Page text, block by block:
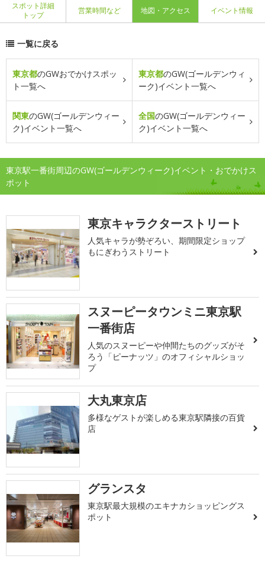
スポット詳細
トップ
営業時間など 地図・アクセス イベント情報
一覧に戻る
東京都のGWおでかけスポッ
ト一覧へ
東京都のGW(ゴールデンウィ
ーク)イベント一覧へ
関東のGW(ゴールデンウィー
ク)イベント一覧へ
全国のGW(ゴールデンウィー
ク)イベント一覧へ
東京駅一番街周辺のGW(ゴールデンウィーク)イベント・おでかけス
ポット
東京キャラクターストリート
人気キャラが勢ぞろい、期間限定ショップ
もにぎわうストリート
スヌーピータウンミニ東京駅
一番街店
人気のスヌーピーや仲間たちのグッズがそ
ろう「ピーナッツ」のオフィシャルショッ
プ
大丸東京店
多様なゲストが楽しめる東京駅隣接の百貨
店
グランスタ
東京駅最大規模のエキナカショッピングス
ポット